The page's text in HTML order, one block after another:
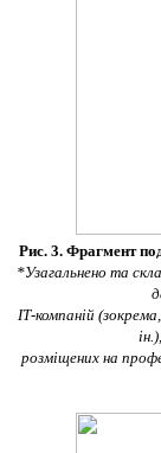
Рис.3. Фрагмент
*Узагальнено та
ІТ-компаній
розміщених на